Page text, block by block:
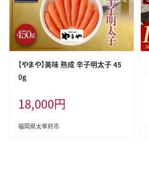
【やまや】美味 熟成 辛子明太子 45
0g
18,000円
福岡県太宰府市